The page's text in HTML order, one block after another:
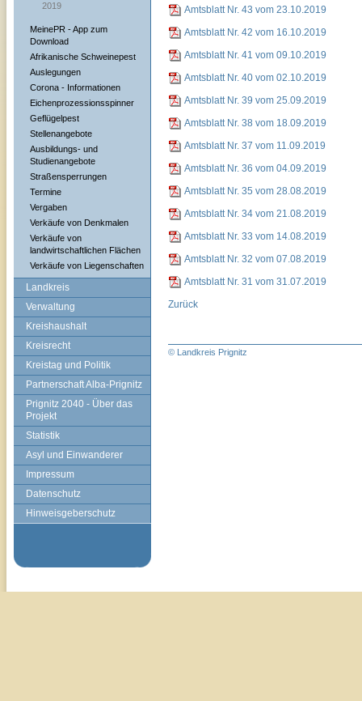
2019
MeinePR - App zum
Download
Afrikanische Schweinepest
Auslegungen
Corona - Informationen
Eichenprozessionsspinner
Geflügelpest
Stellenangebote
Ausbildungs- und
Studienangebote
Straßensperrungen
Termine
Vergaben
Verkäufe von Denkmalen
Verkäufe von
landwirtschaftlichen Flächen
Verkäufe von Liegenschaften
Landkreis
Verwaltung
Kreishaushalt
Kreisrecht
Kreistag und Politik
Partnerschaft Alba-Prignitz
Prignitz 2040 - Über das
Projekt
Statistik
Asyl und Einwanderer
Impressum
Datenschutz
Hinweisgeberschutz
Amtsblatt Nr. 43 vom 23.10.2019
Amtsblatt Nr. 42 vom 16.10.2019
Amtsblatt Nr. 41 vom 09.10.2019
Amtsblatt Nr. 40 vom 02.10.2019
Amtsblatt Nr. 39 vom 25.09.2019
Amtsblatt Nr. 38 vom 18.09.2019
Amtsblatt Nr. 37 vom 11.09.2019
Amtsblatt Nr. 36 vom 04.09.2019
Amtsblatt Nr. 35 vom 28.08.2019
Amtsblatt Nr. 34 vom 21.08.2019
Amtsblatt Nr. 33 vom 14.08.2019
Amtsblatt Nr. 32 vom 07.08.2019
Amtsblatt Nr. 31 vom 31.07.2019
Zurück
© Landkreis Prignitz